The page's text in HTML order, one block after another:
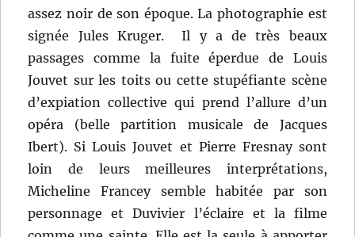
assez noir de son époque. La photographie est
signée Jules Kruger. Il y a de très beaux
passages comme la fuite éperdue de Louis
Jouvet sur les toits ou cette stupéfiante scène
d’expiation collective qui prend l’allure d’un
opéra (belle partition musicale de Jacques
Ibert). Si Louis Jouvet et Pierre Fresnay sont
loin de leurs meilleures interprétations,
Micheline Francey semble habitée par son
personnage et Duvivier l’éclaire et la filme